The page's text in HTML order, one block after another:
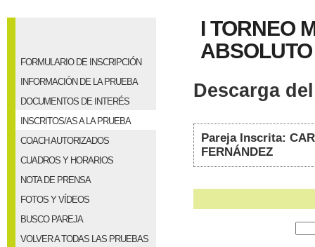
FORMULARIO DE INSCRIPCIÓN
INFORMACIÓN DE LA PRUEBA
DOCUMENTOS DE INTERÉS
INSCRITOS/AS A LA PRUEBA
COACH AUTORIZADOS
CUADROS Y HORARIOS
NOTA DE PRENSA
FOTOS Y VÍDEOS
BUSCO PAREJA
VOLVER A TODAS LAS PRUEBAS
I TORNEO
Descarga
Pareja Inscrita:
FERNÁNDEZ